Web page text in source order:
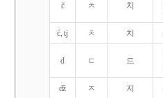
č ㅊ 치
ć, tj ㅊ 치
d ㄷ 드
dž ㅈ 지